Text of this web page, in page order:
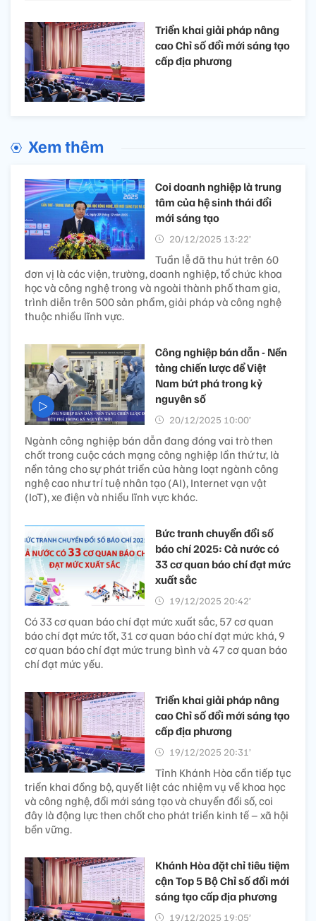
Triển khai giải pháp nâng
cao Chỉ số đổi mới sáng tạo
cấp địa phương
Xem thêm
Coi doanh nghiệp là trung
tâm của hệ sinh thái đổi
mới sáng tạo
20/12/2025 13:22’
Tuần lễ đã thu hút trên 60
đơn vị là các viện, trường, doanh nghiệp, tổ chức khoa
học và công nghệ trong và ngoài thành phố tham gia,
trình diễn trên 500 sản phẩm, giải pháp và công nghệ
thuộc nhiều lĩnh vực.
Công nghiệp bán dẫn - Nền
tảng chiến lược để Việt
Nam bứt phá trong kỷ
nguyên số
20/12/2025 10:00’
Ngành công nghiệp bán dẫn đang đóng vai trò then
chốt trong cuộc cách mạng công nghiệp lần thứ tư, là
nền tảng cho sự phát triển của hàng loạt ngành công
nghệ cao như trí tuệ nhân tạo (AI), Internet vạn vật
(IoT), xe điện và nhiều lĩnh vực khác.
Bức tranh chuyển đổi số
báo chí 2025: Cả nước có
33 cơ quan báo chí đạt mức
xuất sắc
19/12/2025 20:42’
Có 33 cơ quan báo chí đạt mức xuất sắc, 57 cơ quan
báo chí đạt mức tốt, 31 cơ quan báo chí đạt mức khá, 9
cơ quan báo chí đạt mức trung bình và 47 cơ quan báo
chí đạt mức yếu.
Triển khai giải pháp nâng
cao Chỉ số đổi mới sáng tạo
cấp địa phương
19/12/2025 20:31’
Tỉnh Khánh Hòa cần tiếp tục
triển khai đồng bộ, quyết liệt các nhiệm vụ về khoa học
và công nghệ, đổi mới sáng tạo và chuyển đổi số, coi
đây là động lực then chốt cho phát triển kinh tế – xã hội
bền vững.
Khánh Hòa đặt chỉ tiêu tiệm
cận Top 5 Bộ Chỉ số đổi mới
sáng tạo cấp địa phương
19/12/2025 19:05’